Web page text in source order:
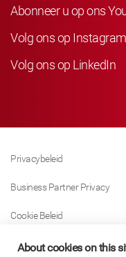
Abonneer u op ons
Volg ons op Instagram
Volg ons op LinkedIn
Privacybeleid
Business Partner Privacy
Cookie Beleid
Modern Slavery Act Policy
About cookies on this